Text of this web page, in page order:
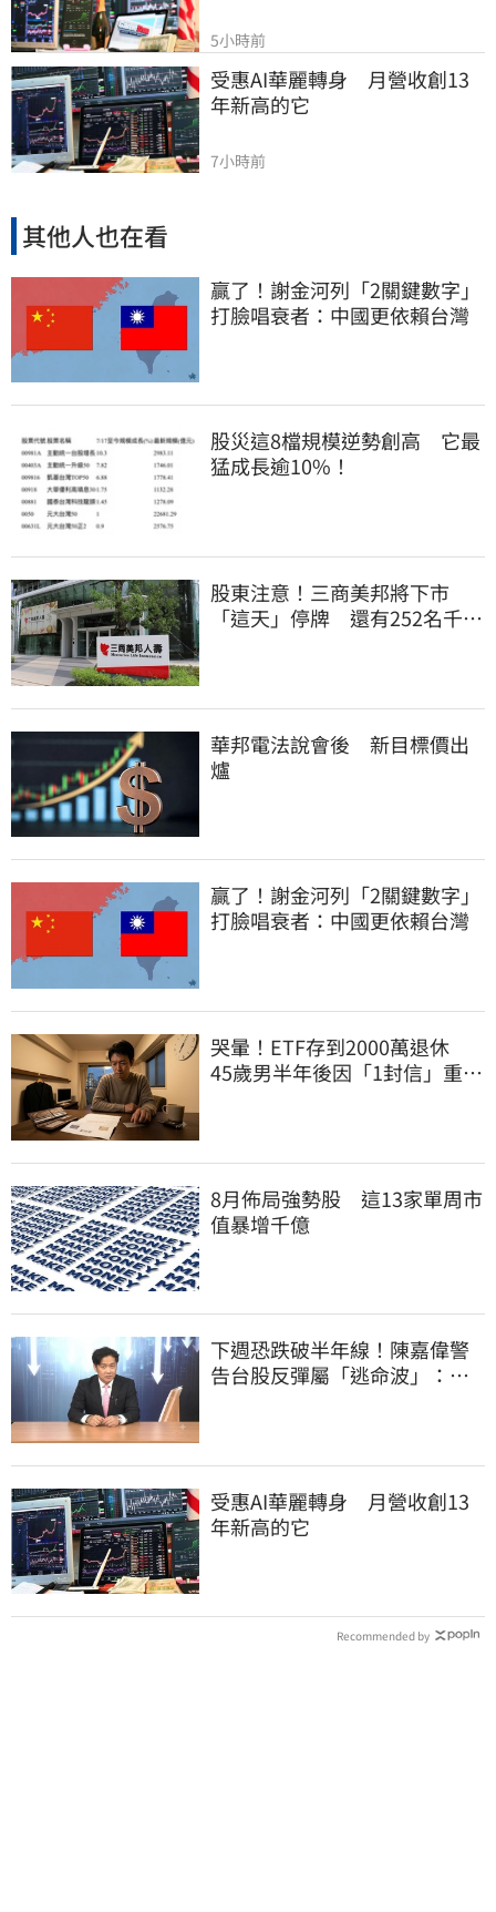
5小時前
受惠AI華麗轉身　月營收創13
年新高的它
7小時前
其他人也在看
贏了！謝金河列「2關鍵數字」
打臉唱衰者：中國更依賴台灣
股災這8檔規模逆勢創高 它最
猛成長逾10%！
股東注意！三商美邦將下市
「這天」停牌 還有252名千張
華邦電法說會後 新目標價出
爐
贏了！謝金河列「2關鍵數字」
打臉唱衰者：中國更依賴台灣
哭暈！ETF存到2000萬退休
45歲男半年後因「1封信」重回
8月佈局強勢股 這13家單周市
值暴增千億
下週恐跌破半年線！陳嘉偉警
告台股反彈屬「逃命波」：空
受惠AI華麗轉身 月營收創13
年新高的它
Recommended by